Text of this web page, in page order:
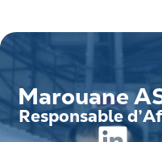
Marouane
Responsable